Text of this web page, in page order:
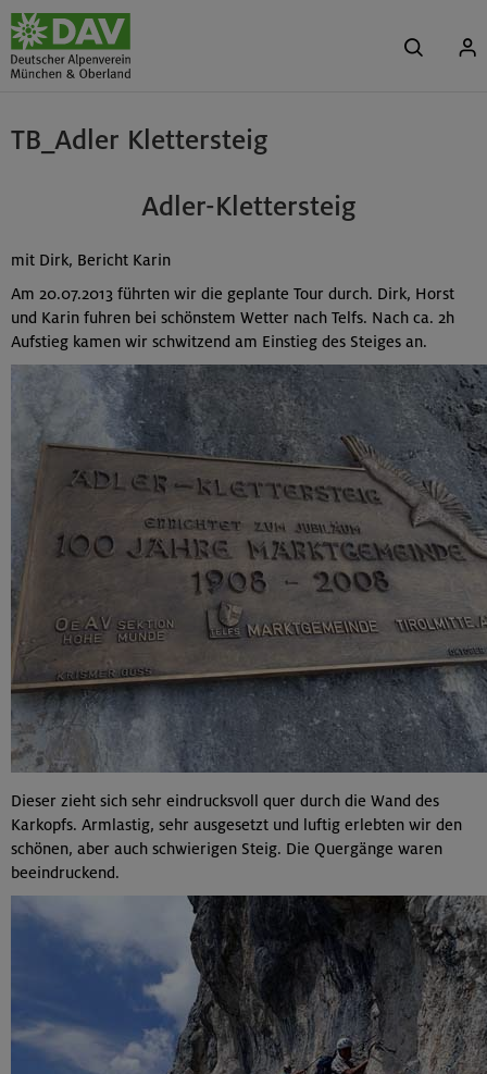
TB_Adler Klettersteig
Adler-Klettersteig
mit Dirk, Bericht Karin
Am 20.07.2013 führten wir die geplante Tour durch. Dirk, Horst
und Karin fuhren bei schönstem Wetter nach Telfs. Nach ca. 2h
Aufstieg kamen wir schwitzend am Einstieg des Steiges an.
Dieser zieht sich sehr eindrucksvoll quer durch die Wand des
Karkopfs. Armlastig, sehr ausgesetzt und luftig erlebten wir den
schönen, aber auch schwierigen Steig. Die Quergänge waren
beeindruckend.